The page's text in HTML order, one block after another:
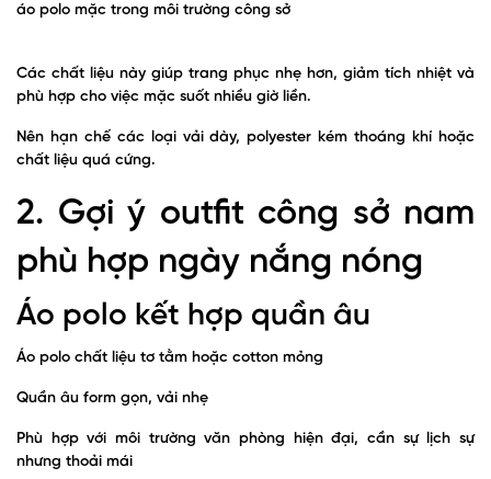
áo polo mặc trong môi trường công sở
Các chất liệu này giúp trang phục nhẹ hơn, giảm tích nhiệt và
phù hợp cho việc mặc suốt nhiều giờ liền.
Nên hạn chế các loại vải dày, polyester kém thoáng khí hoặc
chất liệu quá cứng.
2. Gợi ý outfit công sở nam
phù hợp ngày nắng nóng
Áo polo kết hợp quần âu
Áo polo chất liệu tơ tằm hoặc cotton mỏng
Quần âu form gọn, vải nhẹ
Phù hợp với môi trường văn phòng hiện đại, cần sự lịch sự
nhưng thoải mái